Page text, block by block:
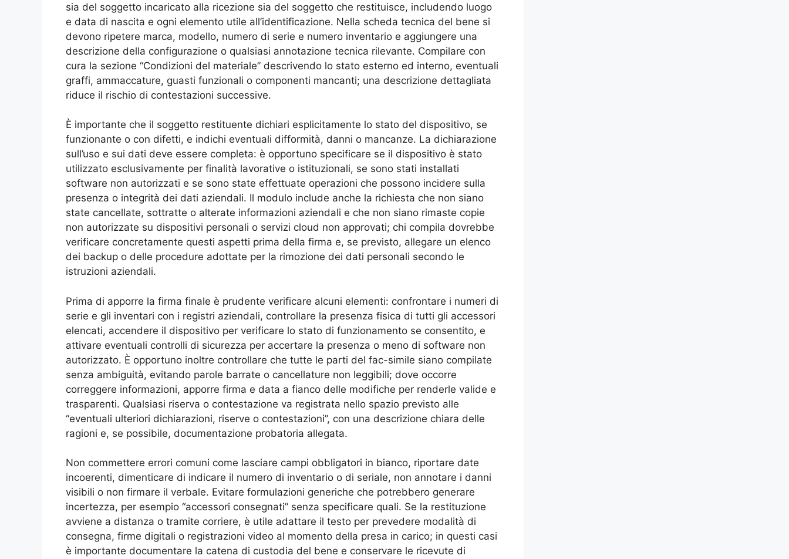
sia del soggetto incaricato alla ricezione sia del soggetto che restituisce, includendo luogo
e data di nascita e ogni elemento utile all’identificazione. Nella scheda tecnica del bene si
devono ripetere marca, modello, numero di serie e numero inventario e aggiungere una
descrizione della configurazione o qualsiasi annotazione tecnica rilevante. Compilare con
cura la sezione “Condizioni del materiale” descrivendo lo stato esterno ed interno, eventuali
graffi, ammaccature, guasti funzionali o componenti mancanti; una descrizione dettagliata
riduce il rischio di contestazioni successive.
È importante che il soggetto restituente dichiari esplicitamente lo stato del dispositivo, se
funzionante o con difetti, e indichi eventuali difformità, danni o mancanze. La dichiarazione
sull’uso e sui dati deve essere completa: è opportuno specificare se il dispositivo è stato
utilizzato esclusivamente per finalità lavorative o istituzionali, se sono stati installati
software non autorizzati e se sono state effettuate operazioni che possono incidere sulla
presenza o integrità dei dati aziendali. Il modulo include anche la richiesta che non siano
state cancellate, sottratte o alterate informazioni aziendali e che non siano rimaste copie
non autorizzate su dispositivi personali o servizi cloud non approvati; chi compila dovrebbe
verificare concretamente questi aspetti prima della firma e, se previsto, allegare un elenco
dei backup o delle procedure adottate per la rimozione dei dati personali secondo le
istruzioni aziendali.
Prima di apporre la firma finale è prudente verificare alcuni elementi: confrontare i numeri di
serie e gli inventari con i registri aziendali, controllare la presenza fisica di tutti gli accessori
elencati, accendere il dispositivo per verificare lo stato di funzionamento se consentito, e
attivare eventuali controlli di sicurezza per accertare la presenza o meno di software non
autorizzato. È opportuno inoltre controllare che tutte le parti del fac-simile siano compilate
senza ambiguità, evitando parole barrate o cancellature non leggibili; dove occorre
correggere informazioni, apporre firma e data a fianco delle modifiche per renderle valide e
trasparenti. Qualsiasi riserva o contestazione va registrata nello spazio previsto alle
“eventuali ulteriori dichiarazioni, riserve o contestazioni”, con una descrizione chiara delle
ragioni e, se possibile, documentazione probatoria allegata.
Non commettere errori comuni come lasciare campi obbligatori in bianco, riportare date
incoerenti, dimenticare di indicare il numero di inventario o di seriale, non annotare i danni
visibili o non firmare il verbale. Evitare formulazioni generiche che potrebbero generare
incertezza, per esempio “accessori consegnati” senza specificare quali. Se la restituzione
avviene a distanza o tramite corriere, è utile adattare il testo per prevedere modalità di
consegna, firme digitali o registrazioni video al momento della presa in carico; in questi casi
è importante documentare la catena di custodia del bene e conservare le ricevute di